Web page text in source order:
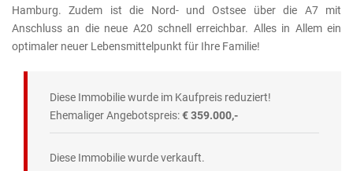
Hamburg. Zudem ist die Nord- und Ostsee über die A7 mit
Anschluss an die neue A20 schnell erreichbar. Alles in Allem ein
optimaler neuer Lebensmittelpunkt für Ihre Familie!
Diese Immobilie wurde im Kaufpreis reduziert!
Ehemaliger Angebotspreis:€ 359.000,-
Diese Immobilie wurde verkauft.